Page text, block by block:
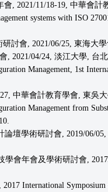
, 2021/11/18-19, 中華會
systems with ISO
討會, 2021/06/25, 東海大
, 2021/04/24, 淡江大學, 台
Management, 1st
中華會計教育學會, 東吳
Management from
壇學術研討會, 2019/06/
會年會及學術研討會,
International